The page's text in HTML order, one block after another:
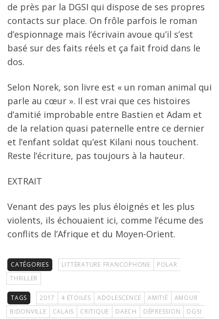
de près par la DGSI qui dispose de ses propres
contacts sur place. On frôle parfois le roman
d’espionnage mais l’écrivain avoue qu’il s’est
basé sur des faits réels et ça fait froid dans le
dos.
Selon Norek, son livre est « un roman animal qui
parle au cœur ». Il est vrai que ces histoires
d’amitié improbable entre Bastien et Adam et
de la relation quasi paternelle entre ce dernier
et l’enfant soldat qu’est Kilani nous touchent.
Reste l’écriture, pas toujours à la hauteur.
EXTRAIT
Venant des pays les plus éloignés et les plus
violents, ils échouaient ici, comme l’écume des
conflits de l’Afrique et du Moyen-Orient.
CATÉGORIES LITTÉRATURE FRANCOPHONE
POLAR
THRILLER
TAGS 2017 4 ÉTOILES ADOLESCENCE AMITIÉ
AMOUR
BIDONVILLE
CALAIS CRITIQUE DAECH DÉPRESSION DGSI